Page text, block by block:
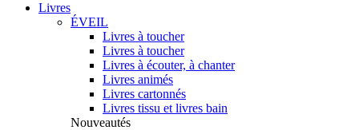
Livres
ÉVEIL
Livres à toucher
Livres à toucher
Livres à écouter, à chanter
Livres animés
Livres cartonnés
Livres tissu et livres bain
Nouveautés